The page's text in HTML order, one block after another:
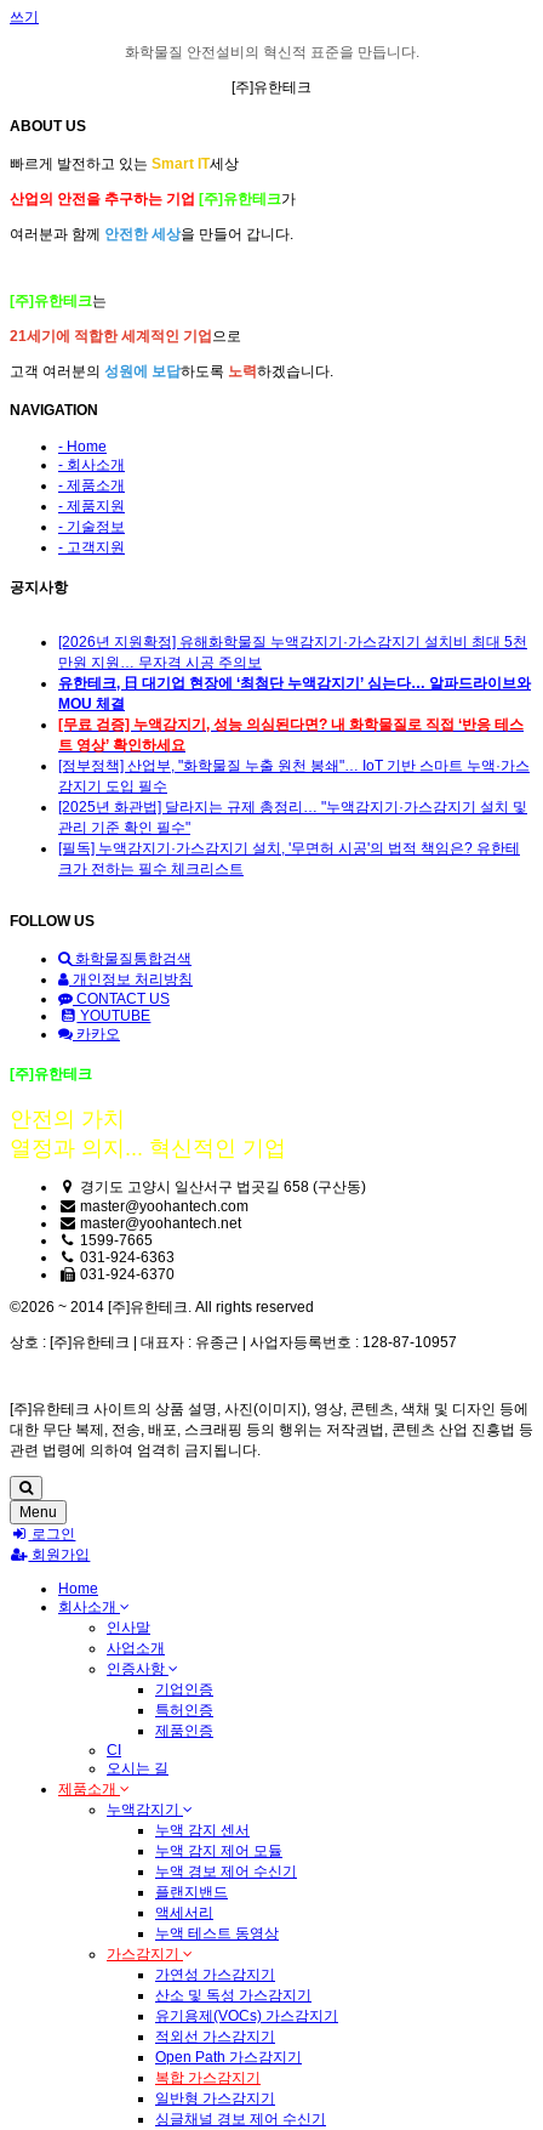
쓰기
화학물질 안전설비 의 혁신적 표준을 만듭니다.
[주]유한테크
ABOUT US
빠르게 발전하고 있는 Smart IT세상
산업의 안전을 추구하는 기업 [주]유한테크가
여러분과 함께 안전한 세상을 만들어 갑니다.
[주]유한테크는
21세기에 적합한 세계적인 기업 으로
고객 여러분의 성원에 보답하도록 노력하겠습니다.
NAVIGATION
- Home
- 회사소개
- 제품소개
- 제품지원
- 기술정보
- 고객지원
공지사항
[2026년 지원확정] 유해화학물질 누액감지기·가스감지기 설치비 최대 5천
만원 지원… 무자격 시공 주의보
유한테크, 日 대기업 현장에 ‘최첨단 누액감지기’ 심는다… 알파드라이브와
MOU 체결
[무료 검증] 누액감지기, 성능 의심된다면? 내 화학물질로 직접 ‘반응 테스
트 영상’ 확인하세요
[정부정책] 산업부, "화학물질 누출 원천 봉쇄"… IoT 기반 스마트 누액·가스
감지기 도입 필수
[2025년 화관법] 달라지는 규제 총정리… "누액감지기·가스감지기 설치 및
관리 기준 확인 필수"
[필독] 누액감지기·가스감지기 설치, '무면허 시공'의 법적 책임은? 유한테
크가 전하는 필수 체크리스트
FOLLOW US
화학물질통합검색
개인정보 처리방침
CONTACT US
YOUTUBE
카카오
[주]유한테크
안전의 가치
열정과 의지... 혁신적인 기업
경기도 고양시 일산서구 법곳길 658 (구산동)
master@yoohantech.com
master@yoohantech.net
1599-7665
031-924-6363
031-924-6370
©2026 ~ 2014 [주]유한테크. All rights reserved
상호 : [주]유한테크 | 대표자 : 유종근 | 사업자등록번호 : 128-87-10957
[주]유한테크 사이트의 상품 설명, 사진(이미지), 영상, 콘텐츠, 색채 및 디자인 등에
대한 무단 복제, 전송, 배포, 스크래핑 등의 행위는 저작권법, 콘텐츠 산업 진흥법 등
관련 법령에 의하여 엄격히 금지됩니다.
Menu
로그인
회원가입
Home
회사소개
인사말
사업소개
인증사항
기업인증
특허인증
제품인증
CI
오시는 길
제품소개
누액감지기
누액 감지 센서
누액 감지 제어 모듈
누액 경보 제어 수신기
플랜지밴드
액세서리
누액 테스트 동영상
가스감지기
가연성 가스감지기
산소 및 독성 가스감지기
유기용제(VOCs) 가스감지기
적외선 가스감지기
Open Path 가스감지기
복합 가스감지기
일반형 가스감지기
싱글채널 경보 제어 수신기